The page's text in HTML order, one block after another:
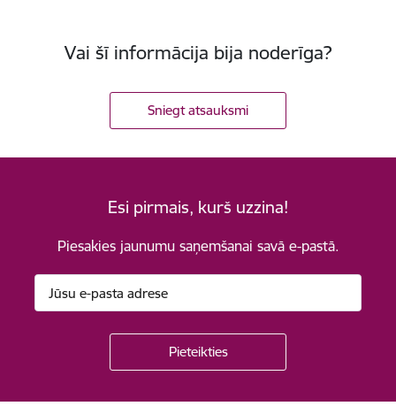
Vai šī informācija bija noderīga?
Sniegt atsauksmi
Esi pirmais, kurš uzzina!
Piesakies jaunumu saņemšanai savā e-pastā.